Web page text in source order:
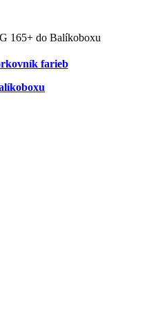
165+ do Balíkoboxu
farieb